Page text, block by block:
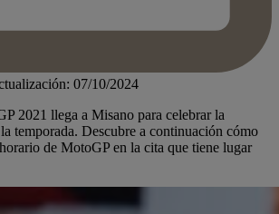
07/10/2024
2021 llega a Misano para celebrar la
temporada. Descubre a continuación cómo
de MotoGP en la cita que tiene lugar